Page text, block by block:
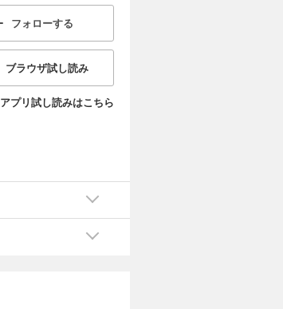
フォローする
ブラウザ試し読み
アプリ試し読みはこちら